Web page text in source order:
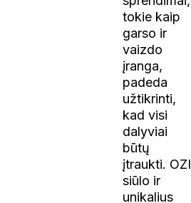
tokie kaip
garso ir
vaizdo
įranga,
padeda
užtikrinti,
kad visi
dalyviai
būtų
įtraukti. OZI
siūlo ir
unikalius